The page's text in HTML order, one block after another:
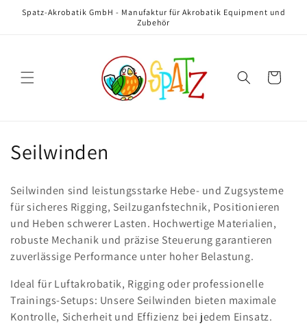
zum
Spatz-Akrobatik GmbH - Manufaktur für Akrobatik Equipment und
Zubehör
Warenkorb
K
t
e
g
o
r
Seilwinden
Seilwinden sind leistungsstarke Hebe- und Zugsysteme
für sicheres Rigging, Seilzuganfstechnik, Positionieren
und Heben schwerer Lasten. Hochwertige Materialien,
robuste Mechanik und präzise Steuerung garantieren
zuverlässige Performance unter hoher Belastung.
Ideal für Luftakrobatik, Rigging oder professionelle
Trainings-Setups: Unsere Seilwinden bieten maximale
Kontrolle, Sicherheit und Effizienz bei jedem Einsatz.